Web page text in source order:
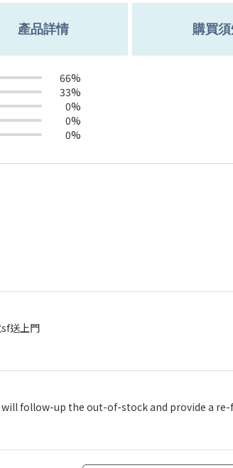
產品詳情 購買
66%
33%
0%
0%
0%
送上門
services is very good. they will follow-up the out-of-stock and provide a